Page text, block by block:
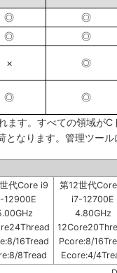
◎
◎
◎
◎
× ◎
◎ ◎
ます。すべての領域がC
なります。管理ツー
代Core i9
12900E
16Tread
8Tread
第12世代
i7-12700E
4.80GHz
Pcore:8/
Ecore:4/